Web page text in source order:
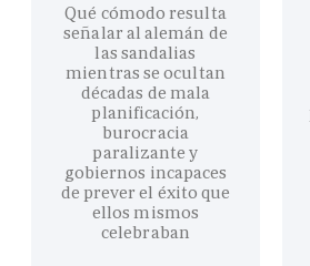
Qué cómodo resulta
señalar al alemán de
las sandalias
mientras se ocultan
décadas de mala
planificación,
burocracia
paralizante y
gobiernos incapaces
de prever el éxito que
ellos mismos
celebraban